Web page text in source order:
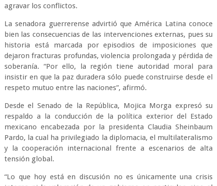
agravar los conflictos.
La senadora guerrerense advirtió que América Latina conoce
bien las consecuencias de las intervenciones externas, pues su
historia está marcada por episodios de imposiciones que
dejaron fracturas profundas, violencia prolongada y pérdida de
soberanía. “Por ello, la región tiene autoridad moral para
insistir en que la paz duradera sólo puede construirse desde el
respeto mutuo entre las naciones”, afirmó.
Desde el Senado de la República, Mojica Morga expresó su
respaldo a la conducción de la política exterior del Estado
mexicano encabezada por la presidenta Claudia Sheinbaum
Pardo, la cual ha privilegiado la diplomacia, el multilateralismo
y la cooperación internacional frente a escenarios de alta
tensión global.
“Lo que hoy está en discusión no es únicamente una crisis